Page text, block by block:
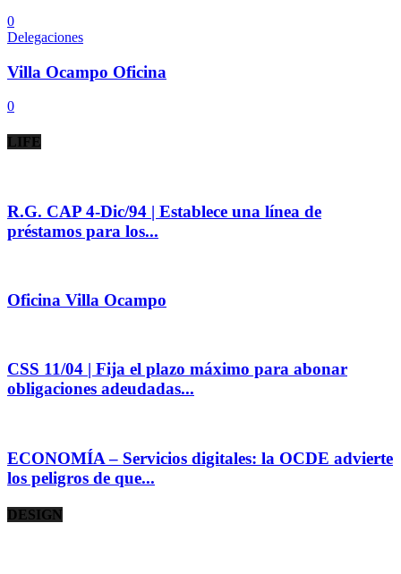
0
Delegaciones
Villa Ocampo Oficina
0
LIFE
R.G. CAP 4-Dic/94 | Establece una línea de
préstamos para los...
Oficina Villa Ocampo
CSS 11/04 | Fija el plazo máximo para abonar
obligaciones adeudadas...
ECONOMÍA – Servicios digitales: la OCDE advierte
los peligros de que...
DESIGN